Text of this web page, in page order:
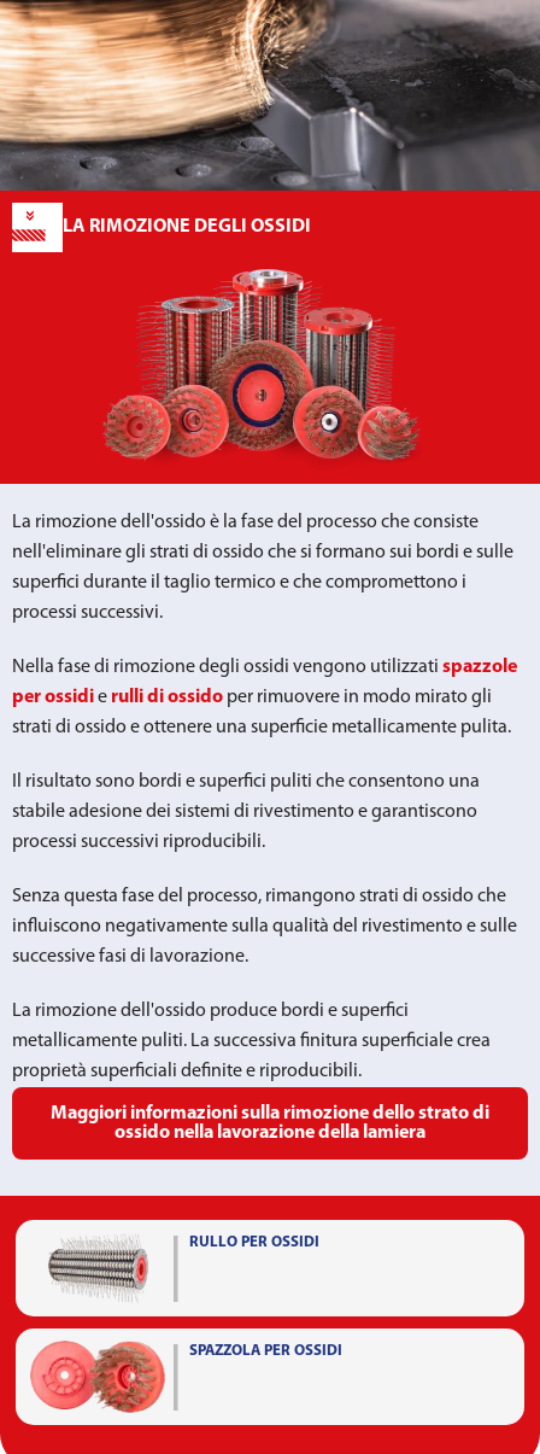
LA RIMOZIONE DEGLI OSSIDI
La rimozione dell'ossido è la fase del processo che consiste
nell'eliminare gli strati di ossido che si formano sui bordi e sulle
superfici durante il taglio termico e che compromettono i
processi successivi.
Nella fase di rimozione degli ossidi vengono utilizzati spazzole
per ossidie rulli di ossido per rimuovere in modo mirato gli
strati di ossido e ottenere una superficie metallicamente pulita.
Il risultato sono bordi e superfici puliti che consentono una
stabile adesione dei sistemi di rivestimento e garantiscono
processi successivi riproducibili.
Senza questa fase del processo, rimangono strati di ossido che
influiscono negativamente sulla qualità del rivestimento e sulle
successive fasi di lavorazione.
La rimozione dell'ossido produce bordi e superfici
metallicamente puliti. La successiva finitura superficiale crea
proprietà superficiali definite e riproducibili.
Maggiori informazioni sulla rimozione dello strato di
ossido nella lavorazione della lamiera
RULLO PER OSSIDI
SPAZZOLA PER OSSIDI